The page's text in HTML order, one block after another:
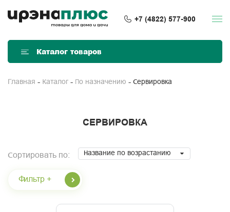
+7 (4822) 577-900
Каталог товаров
Главная Каталог По назначению Сервировка
СЕРВИРОВКА
Сортировать по: Название по возрастанию
Фильтр +